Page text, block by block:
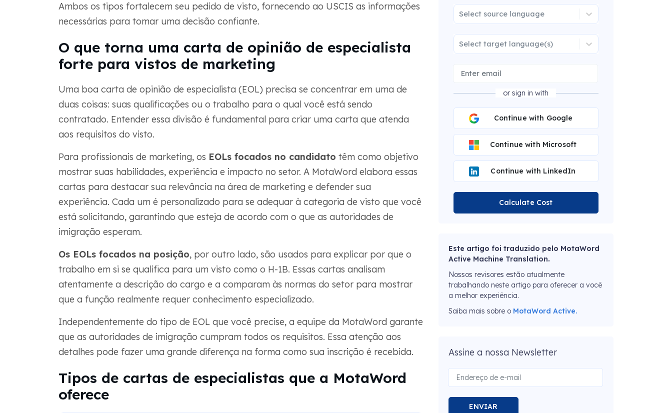
Ambos os tipos fortalecem seu pedido de visto, fornecendo ao USCIS as informações
necessárias para tomar uma decisão confiante.
O que torna uma carta de opinião de especialista
forte para vistos de marketing
Uma boa carta de opinião de especialista (EOL) precisa se concentrar em uma de
duas coisas: suas qualificações ou o trabalho para o qual você está sendo
contratado. Entender essa divisão é fundamental para criar uma carta que atenda
aos requisitos do visto.
Para profissionais de marketing, os EOLs focados no candidato têm como objetivo
mostrar suas habilidades, experiência e impacto no setor. A MotaWord elabora essas
cartas para destacar sua relevância na área de marketing e defender sua
experiência. Cada um é personalizado para se adequar à categoria de visto que você
está solicitando, garantindo que esteja de acordo com o que as autoridades de
imigração esperam.
Os EOLs focados na posição, por outro lado, são usados para explicar por que o
trabalho em si se qualifica para um visto como o H-1B. Essas cartas analisam
atentamente a descrição do cargo e a comparam às normas do setor para mostrar
que a função realmente requer conhecimento especializado.
Independentemente do tipo de EOL que você precise, a equipe da MotaWord garante
que as autoridades de imigração cumpram todos os requisitos. Essa atenção aos
detalhes pode fazer uma grande diferença na forma como sua inscrição é recebida.
Tipos de cartas de especialistas que a MotaWord
oferece
Select source language
Select target language(s)
or sign in with
Continue with Google
Continue with Microsoft
Continue with LinkedIn
Calculate Cost
Este artigo foi traduzido pelo MotaWord
Active Machine Translation.
Nossos revisores estão atualmente
trabalhando neste artigo para oferecer a você
a melhor experiência.
Saiba mais sobre o MotaWord Active.
Assine a nossa Newsletter
ENVIAR